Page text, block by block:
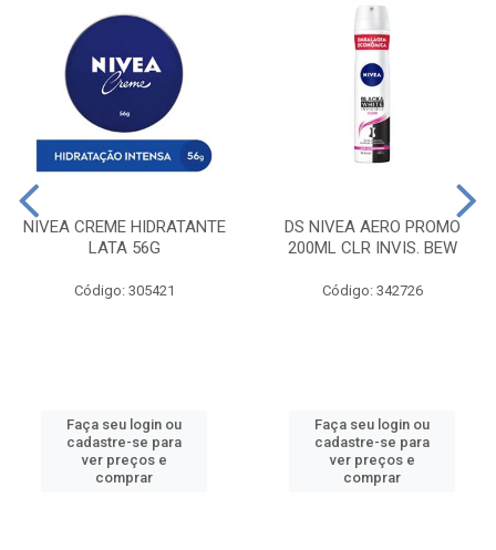
NIVEA CREME HIDRATANTE
LATA 56G
Código: 305421
Faça seu login ou
cadastre-se para
ver preços e
comprar
DS NIVEA AERO PROMO
200ML CLR INVIS. BEW
Código: 342726
Faça seu login ou
cadastre-se para
ver preços e
comprar